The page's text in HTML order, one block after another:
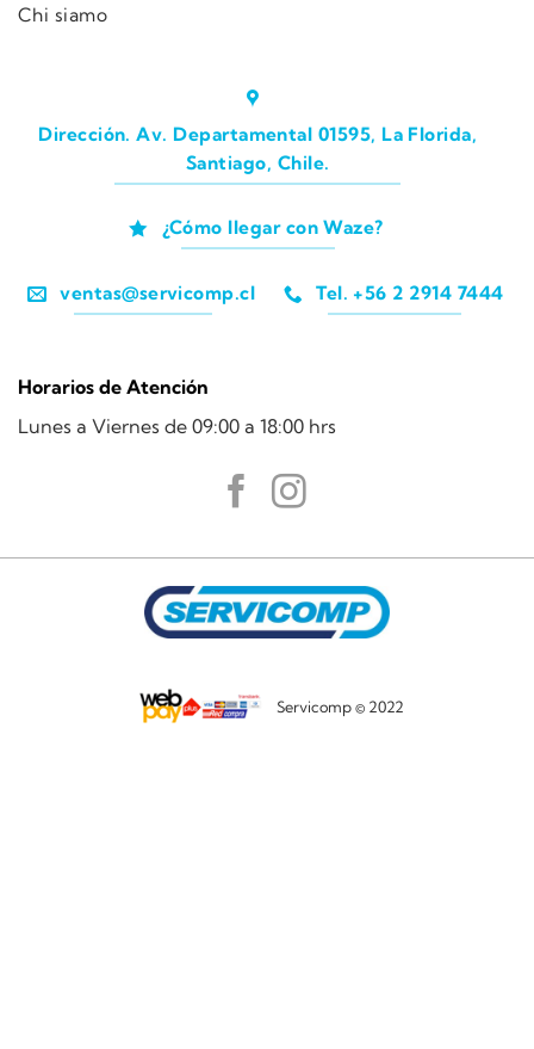
Chi siamo
Dirección. Av. Departamental 01595, La Florida,
Santiago, Chile.
¿Cómo llegar con Waze?
ventas@servicomp.cl Tel. +56 2 2914 7444
Horarios de Atención
Lunes a Viernes de 09:00 a 18:00 hrs
Servicomp © 2022